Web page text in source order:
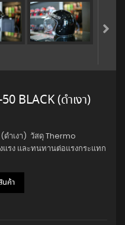
BLACK (ดำเงา)
ำเงา) วัสดุ Thermo
รง และทนทานต่อแรงกระแทก
นค้า